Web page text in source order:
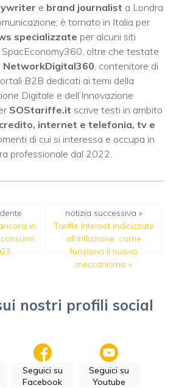
e brand journalist a Londra
è tornato in Italia per
specializzate per alcuni siti
SpacEconomy360, oltre che testate
NetworkDigital360 , contenitore di
B2B dedicati ai temi della
Digitale e dell’Innovazione
SOStariffe.it scrive testi in ambito
internet e telefonia, tv e
di cui si interessa e occupa in
professionale dal 2022.
in
notizia successiva »
Tariffe Internet indicizzate
all’inflazione: come
funziona il nuovo
meccanismo »
nostri profili social
Seguici su
Facebook
Seguici su
Youtube